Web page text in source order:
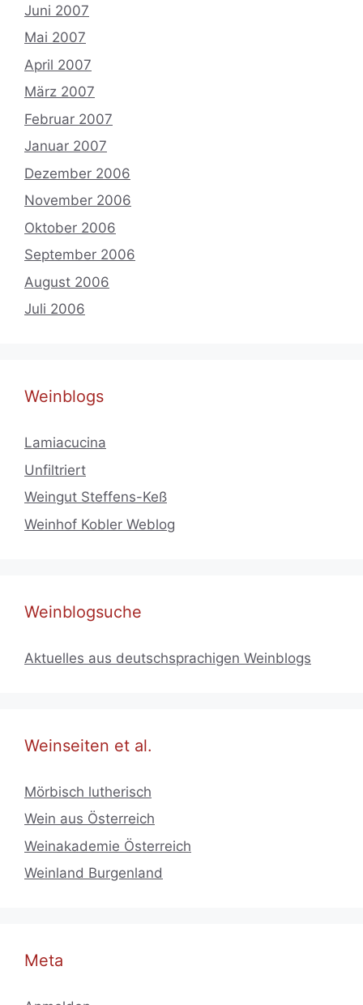
Juni 2007
Mai 2007
April 2007
März 2007
Februar 2007
Januar 2007
Dezember 2006
November 2006
Oktober 2006
September 2006
August 2006
Juli 2006
Weinblogs
Lamiacucina
Unfiltriert
Weingut Steffens-Keß
Weinhof Kobler Weblog
Weinblogsuche
Aktuelles aus deutschsprachigen Weinblogs
Weinseiten et al.
Mörbisch lutherisch
Wein aus Österreich
Weinakademie Österreich
Weinland Burgenland
Meta